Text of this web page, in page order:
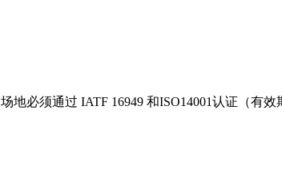
地必须通过 IATF 16949 和ISO14001认证（有